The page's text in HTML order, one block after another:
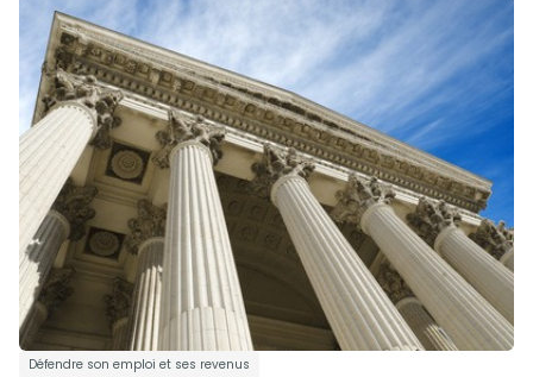
Défendre son emploi et ses revenus